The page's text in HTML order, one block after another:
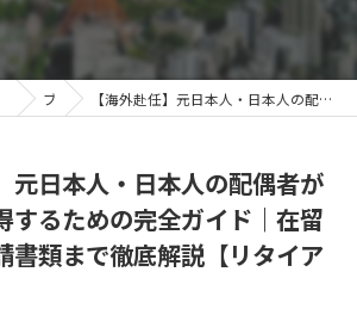
ブログ 【海外赴任】元日本人・日本人の配偶者が永住権を取得するための完全ガイド｜在留要件から申請書類まで徹底解説【リタイア後】
元日本人・日本人の配偶者が
するための完全ガイド｜在留
書類まで徹底解説【リタイア